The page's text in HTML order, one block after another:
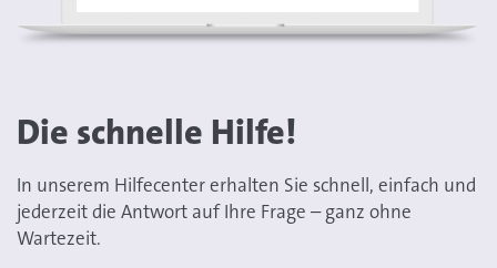
Die schnelle Hilfe!
In unserem Hilfecenter erhalten Sie schnell, einfach und
jederzeit die Antwort auf Ihre Frage – ganz ohne
Wartezeit.